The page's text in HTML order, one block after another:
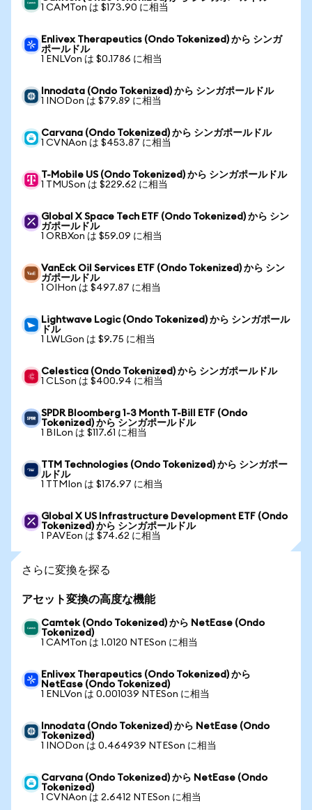
1 CAMTon は $173.90 に相当
Enlivex Therapeutics (Ondo Tokenized) から シンガ
ポールドル
1 ENLVon は $0.1786 に相当
Innodata (Ondo Tokenized) から シンガポールドル
1 INODon は $79.89 に相当
Carvana (Ondo Tokenized) から シンガポールドル
1 CVNAon は $453.87 に相当
T-Mobile US (Ondo Tokenized) から シンガポールドル
1 TMUSon は $229.62 に相当
Global X Space Tech ETF (Ondo Tokenized) から シン
ガポールドル
1 ORBXon は $59.09 に相当
VanEck Oil Services ETF (Ondo Tokenized) から シン
ガポールドル
1 OIHon は $497.87 に相当
Lightwave Logic (Ondo Tokenized) から シンガポール
ドル
1 LWLGon は $9.75 に相当
Celestica (Ondo Tokenized) から シンガポールドル
1 CLSon は $400.94 に相当
SPDR Bloomberg 1-3 Month T-Bill ETF (Ondo
Tokenized) から シンガポールドル
1 BILon は $117.61 に相当
TTM Technologies (Ondo Tokenized) から シンガポー
ルドル
1 TTMIon は $176.97 に相当
Global X US Infrastructure Development ETF (Ondo
Tokenized) から シンガポールドル
1 PAVEon は $74.62 に相当
さらに変換を探る
アセット変換の高度な機能
Camtek (Ondo Tokenized) から NetEase (Ondo
Tokenized)
1 CAMTon は 1.0120 NTESon に相当
Enlivex Therapeutics (Ondo Tokenized) から
NetEase (Ondo Tokenized)
1 ENLVon は 0.001039 NTESon に相当
Innodata (Ondo Tokenized) から NetEase (Ondo
Tokenized)
1 INODon は 0.464939 NTESon に相当
Carvana (Ondo Tokenized) から NetEase (Ondo
Tokenized)
1 CVNAon は 2.6412 NTESon に相当